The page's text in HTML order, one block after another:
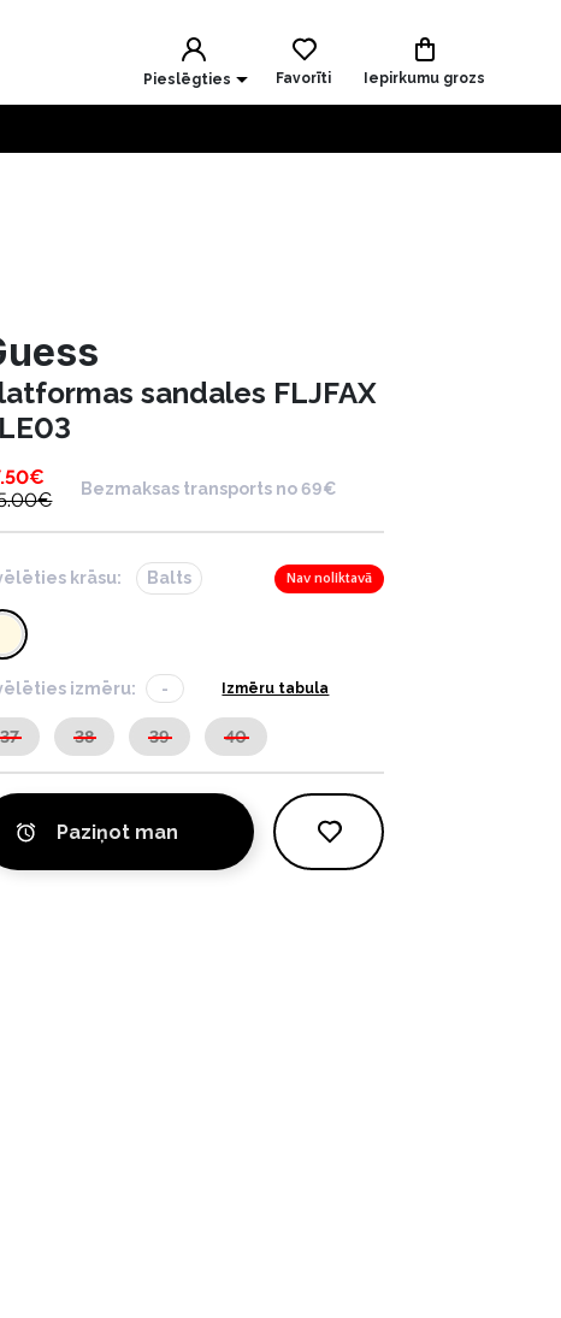
Pieslēgties Favorīti Iepirkumu grozs
sandales FLJFAX
€
€
Bezmaksas transports no 69€
krāsu: Balts Nav noliktavā
izmēru: - Izmēru tabula
37 38 39 40
Paziņot man